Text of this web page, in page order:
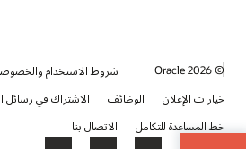
© 2026 Oracle
شروط الاستخدام
خيارات الإعلان
الوظائف
الاشتراك في رسائل
خط المساعدة للتكامل
الاتصال بنا